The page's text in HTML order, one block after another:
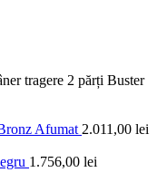
tragere 2 părți Buster
Afumat 2.011,00 lei
1.756,00 lei